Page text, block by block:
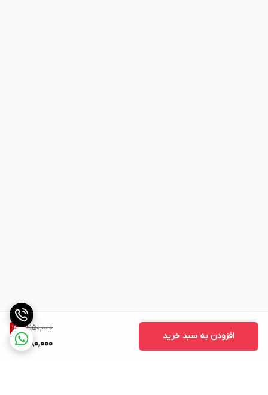
1,150,000
14%
980,000
افزودن به سبد خرید